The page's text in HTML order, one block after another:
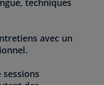
avec un
sessions